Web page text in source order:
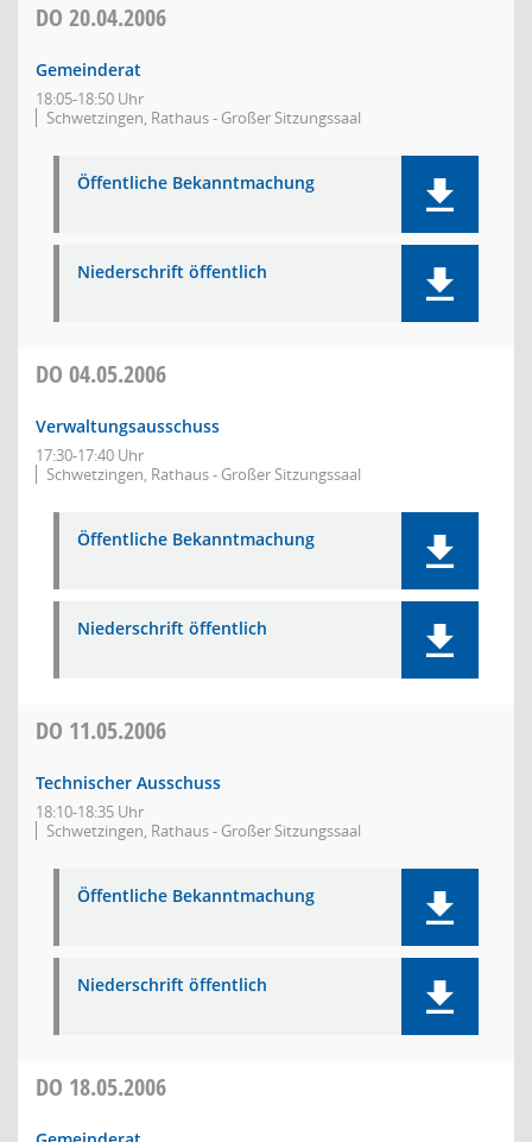
DO 20.04.2006
Gemeinderat
18:05-18:50 Uhr
Schwetzingen, Rathaus - Großer Sitzungssaal
Öffentliche Bekanntmachung
Niederschrift öffentlich
DO 04.05.2006
Verwaltungsausschuss
17:30-17:40 Uhr
Schwetzingen, Rathaus - Großer Sitzungssaal
Öffentliche Bekanntmachung
Niederschrift öffentlich
DO 11.05.2006
Technischer Ausschuss
18:10-18:35 Uhr
Schwetzingen, Rathaus - Großer Sitzungssaal
Öffentliche Bekanntmachung
Niederschrift öffentlich
DO 18.05.2006